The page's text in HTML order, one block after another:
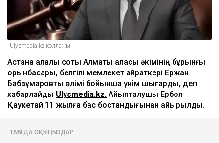
Ulysmedia.kz коллажы
Астана қалалық соты Алматы қаласы әкімінің бұрынғы
орынбасары, белгілі мемлекет қайраткері Ержан
Бабақұмаровты өлімі бойынша үкім шығарды, деп
хабарлайды Ulysmedia.kz. Айыпталушы Ербол
Қаукетай 11 жылға бас бостандығынан айырылды.
ТАҒЫ ДА ОҚЫҢЫЗДАР